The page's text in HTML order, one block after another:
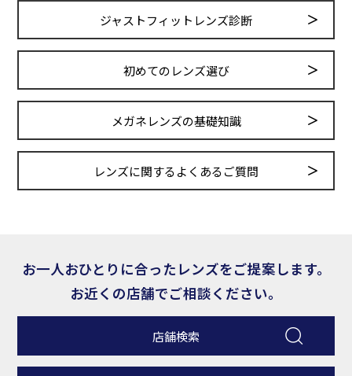
ジャストフィットレンズ診断
初めてのレンズ選び
メガネレンズの基礎知識
レンズに関するよくあるご質問
お一人おひとりに合ったレンズをご提案します。
お近くの店舗でご相談ください。
店舗検索